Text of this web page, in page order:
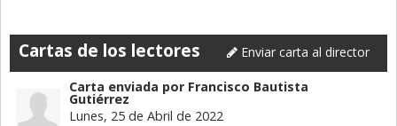
Cartas de los lectores Enviar carta al director
Carta enviada por Francisco Bautista
Gutiérrez
Lunes, 25 de Abril de 2022